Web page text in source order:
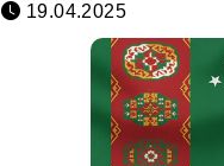
19.04.2025